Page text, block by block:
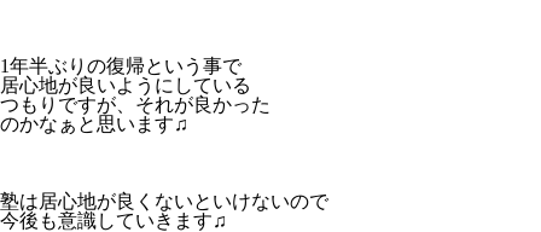
1年半ぶりの復帰という事で
居心地が良いようにしている
つもりですが、それが良かった
のかなぁと思います♫
塾は居心地が良くないといけないので
今後も意識していきます♫